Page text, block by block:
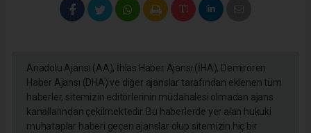
Anadolu Ajansı (AA), İhlas Haber Ajansı (İHA), Demirören
Haber Ajansı (DHA) ve diğer ajanslar tarafından eklenen tüm
haberler, sitemizin editörlerinin müdahalesi olmadan ajans
kanallarından çekilmektedir. Bu haberlerde yer alan hukuki
muhataplar haberi geçen ajanslar olup sitemizin hiç bir